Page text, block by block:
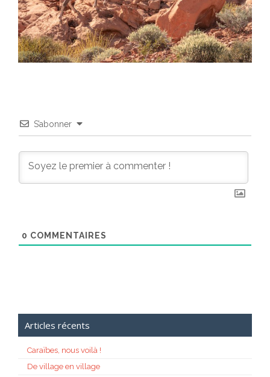
S’abonner
0 COMMENTAIRES
Articles récents
Caraïbes, nous voilà !
De village en village